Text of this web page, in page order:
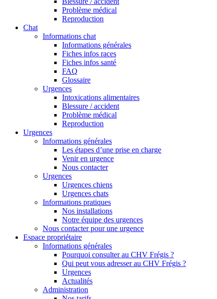
Problème médical
Reproduction
Chat
Informations chat
Informations générales
Fiches infos races
Fiches infos santé
FAQ
Glossaire
Urgences
Intoxications alimentaires
Blessure / accident
Problème médical
Reproduction
Urgences
Informations générales
Les étapes d’une prise en charge
Venir en urgence
Nous contacter
Urgences
Urgences chiens
Urgences chats
Informations pratiques
Nos installations
Notre équipe des urgences
Nous contacter pour une urgence
Espace propriétaire
Informations générales
Pourquoi consulter au CHV Frégis ?
Qui peut vous adresser au CHV Frégis ?
Urgences
Actualités
Administration